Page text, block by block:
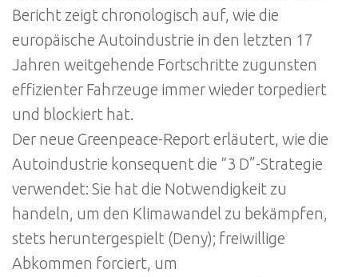
Bericht zeigt chronologisch auf, wie die
europäische Autoindustrie in den letzten 17
Jahren weitgehende Fortschritte zugunsten
effizienter Fahrzeuge immer wieder torpediert
und blockiert hat.
Der neue Greenpeace-Report erläutert, wie die
Autoindustrie konsequent die “3 D”-Strategie
verwendet: Sie hat die Notwendigkeit zu
handeln, um den Klimawandel zu bekämpfen,
stets heruntergespielt (Deny); freiwillige
Abkommen forciert, um